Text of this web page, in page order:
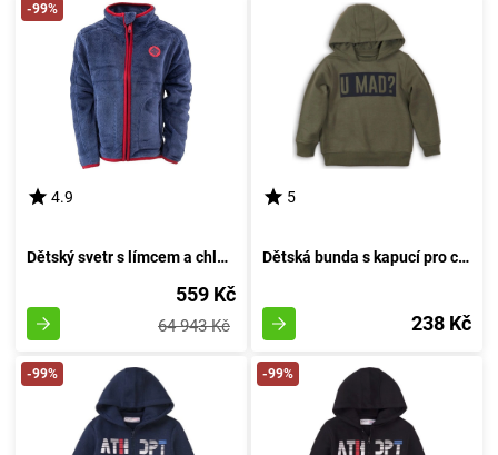
-99%
4.9
Dětský svetr s límcem a chlupatým povrchem, Pidilidi, PD1114-35, temně modrý - velikost 98 | pro věk 3 roky
559 Kč
64 943 Kč
5
Dětská bunda s kapucí pro chlapce, Minoti, KB FLEECE HOODY 9, khaki - velikost 152/158 | pro věk 12 až 13 let
238 Kč
-99% -99%